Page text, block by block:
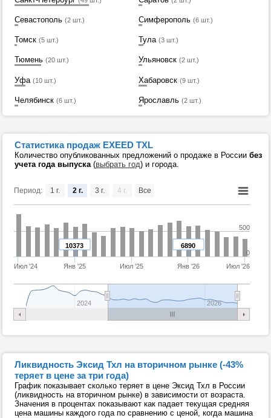
Севастополь (2 шт.) Симферополь (6 шт.)
Томск (5 шт.) Тула (3 шт.)
Тюмень (20 шт.) Ульяновск (2 шт.)
Уфа (10 шт.) Хабаровск (9 шт.)
Челябинск (6 шт.) Ярославль (2 шт.)
Статистика продаж EXEED TXL
Количество опубликованных предложений о продаже в России без
учета года выпуска(выбрать год) и города.
Период:
6890
10373
Июл '24 Янв '25 Июл '25 Янв '26 Июл '26
2024 2026
0
500
1 г. 2 г. 3 г. 4 г. Все
Ликвидность Эксид Тхл на вторичном рынке (-43%
теряет в цене за три года)
График показывает сколько теряет в цене Эксид Тхл в России
(ликвидность на вторичном рынке) в зависимости от возраста.
Значения в процентах показывают как падает текущая средняя
цена машины каждого года по сравнению с ценой, когда машина